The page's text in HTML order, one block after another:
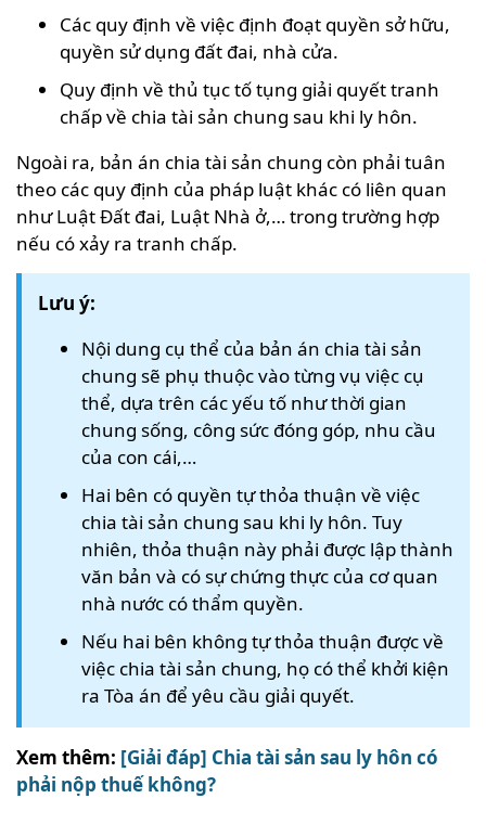
Các quy định về việc định đoạt quyền sở hữu,
quyền sử dụng đất đai, nhà cửa.
Quy định về thủ tục tố tụng giải quyết tranh
chấp về chia tài sản chung sau khi ly hôn.
Ngoài ra, bản án chia tài sản chung còn phải tuân
theo các quy định của pháp luật khác có liên quan
như Luật Đất đai, Luật Nhà ở,… trong trường hợp
nếu có xảy ra tranh chấp.
Lưu ý:
Nội dung cụ thể của bản án chia tài sản
chung sẽ phụ thuộc vào từng vụ việc cụ
thể, dựa trên các yếu tố như thời gian
chung sống, công sức đóng góp, nhu cầu
của con cái,…
Hai bên có quyền tự thỏa thuận về việc
chia tài sản chung sau khi ly hôn. Tuy
nhiên, thỏa thuận này phải được lập thành
văn bản và có sự chứng thực của cơ quan
nhà nước có thẩm quyền.
Nếu hai bên không tự thỏa thuận được về
việc chia tài sản chung, họ có thể khởi kiện
ra Tòa án để yêu cầu giải quyết.
Xem thêm: [Giải đáp] Chia tài sản sau ly hôn có
phải nộp thuế không?